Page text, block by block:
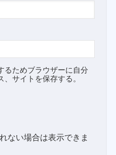
るためブラウザーに自分
サイトを保存する。
ない場合は表示できま